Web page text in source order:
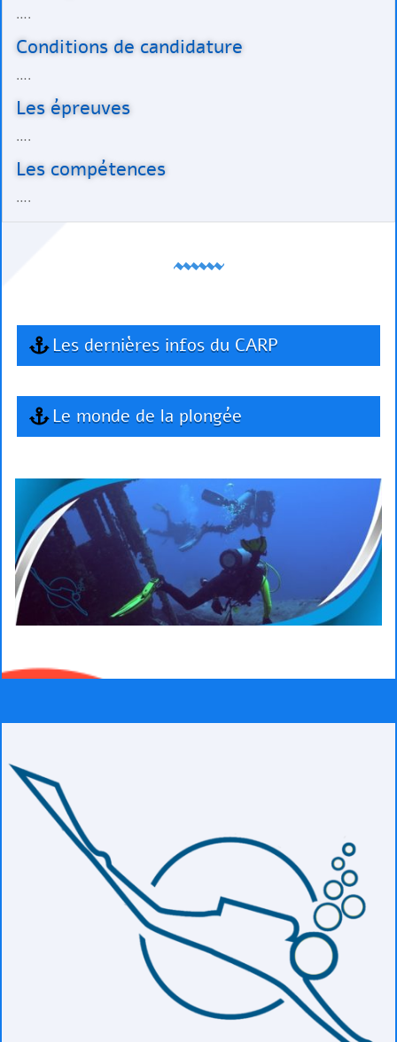
….
Conditions de candidature
….
Les épreuves
….
Les compétences
….
Les dernières infos du CARP
Le monde de la plongée